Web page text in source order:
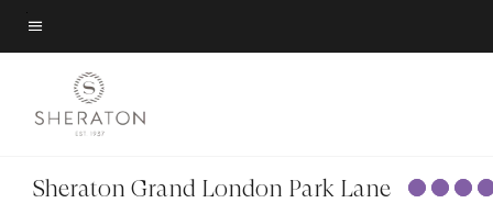
Skip
to
content
Menütext
Sheraton Grand London Park Lane